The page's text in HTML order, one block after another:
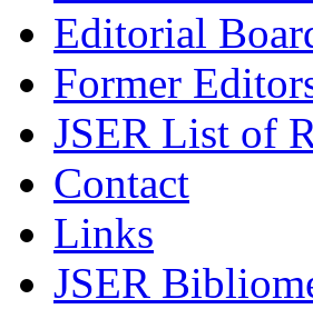
Editorial
Former
JSER List of
Contact
Links
JSER